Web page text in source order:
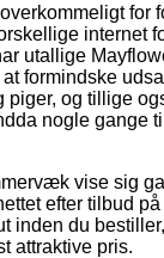
for
internet
utallige
formindske
piger, og tillige
nogle gange
vise sig
efter tilbud
inden du
attraktive pris.